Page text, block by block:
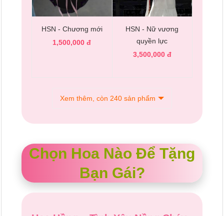
HSN - Chương mới
1,500,000 đ
HSN - Nữ vương
quyền lực
3,500,000 đ
Xem thêm, còn 240 sản phẩm
Chọn Hoa Nào Để Tặng
Bạn Gái?